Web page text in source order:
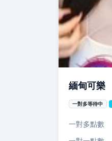
緬甸可樂
一對多等待中
一對多點數